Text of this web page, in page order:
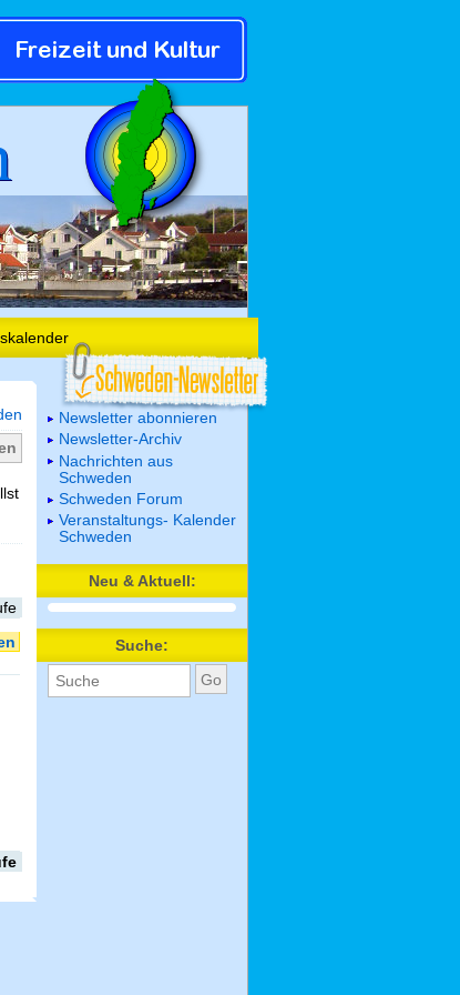
Newsletter abonnieren
Newsletter-Archiv
Nachrichten aus
Schweden
Schweden Forum
Veranstaltungs- Kalender
Schweden
Neu & Aktuell:
Suche: